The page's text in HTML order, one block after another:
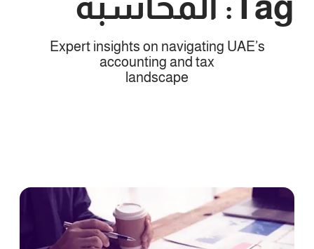
Expert insights on navigating UAE’s
accounting and tax
landscape